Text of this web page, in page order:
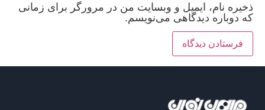
ذخیره نام، ایمیل و وبسایت من در مرورگر برای زمانی
که دوباره دیدگاهی می‌نویسم.